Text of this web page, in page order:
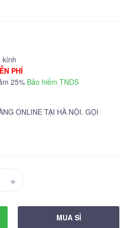
kính
PHÍ
25% Bảo hiểm TNDS
ONLINE TẠI HÀ NỘI. GỌI
+
MUA SỈ